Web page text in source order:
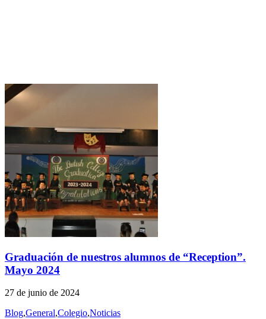
Graduación de nuestros alumnos de “Reception”.
Mayo 2024
27 de junio de 2024
Blog,General,Colegio,Noticias